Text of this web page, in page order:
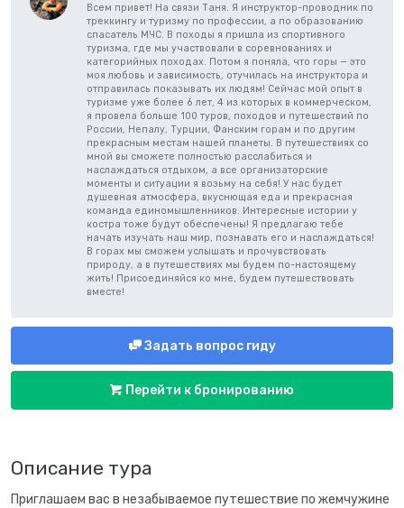
Описание тура
Приглашаем вас в незабываемое путешествие по жемчужине
Всем привет! На связи Таня. Я инструктор-проводник по
треккингу и туризму по профессии, а по образованию
спасатель МЧС. В походы я пришла из спортивного
туризма, где мы участвовали в соревнованиях и
категорийных походах. Потом я поняла, что горы — это
моя любовь и зависимость, отучилась на инструктора и
отправилась показывать их людям! Сейчас мой опыт в
туризме уже более 6 лет, 4 из которых в коммерческом,
я провела больше 100 туров, походов и путешествий по
России, Непалу, Турции, Фанским горам и по другим
прекрасным местам нашей планеты. В путешествиях со
мной вы сможете полностью расслабиться и
наслаждаться отдыхом, а все организаторские
моменты и ситуации я возьму на себя! У нас будет
душевная атмосфера, вкуснющая еда и прекрасная
команда единомышленников. Интересные истории у
костра тоже будут обеспечены! Я предлагаю тебе
начать изучать наш мир, познавать его и наслаждаться!
В горах мы сможем услышать и прочувствовать
природу, а в путешествиях мы будем по-настоящему
жить! Присоединяйся ко мне, будем путешествовать
вместе!
Задать вопрос гиду
Перейти к бронированию